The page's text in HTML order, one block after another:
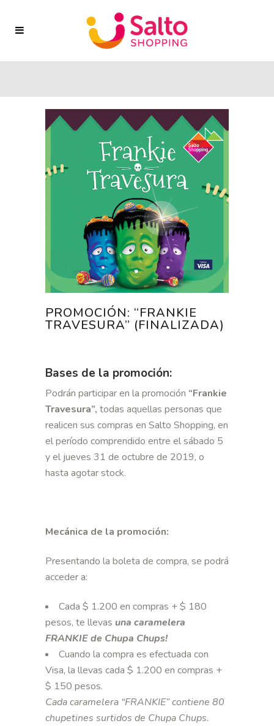
PROMOCIÓN: “FRANKIE
TRAVESURA” (FINALIZADA)
Bases de la promoción:
Podrán participar en la promoción “Frankie
Travesura”, todas aquellas personas que
realicen sus compras en Salto Shopping, en
el período comprendido entre el sábado 5
y el jueves 31 de octubre de 2019, o
hasta agotar stock.
Mecánica de la promoción:
Presentando la boleta de compra, se podrá
acceder a:
Cada $ 1.200 en compras + $ 180
pesos, te llevas una caramelera
FRANKIE de Chupa Chups!
Cuando la compra es efectuada con
Visa, la llevas cada $ 1.200 en compras +
$ 150 pesos.
Cada caramelera “FRANKIE” contiene 80
chupetines surtidos de Chupa Chups.